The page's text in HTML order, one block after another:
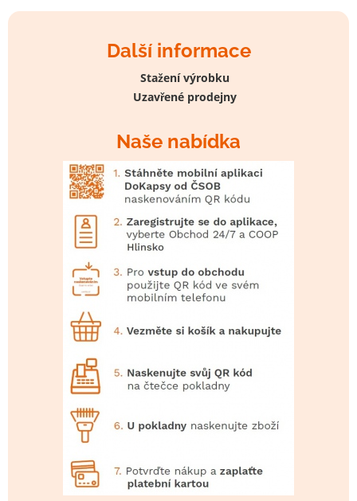
Další informace
Stažení výrobku
Uzavřené prodejny
Naše nabídka